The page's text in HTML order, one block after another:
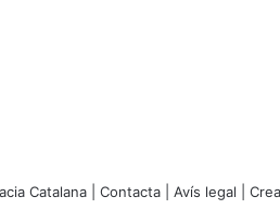
Catalana | Contacta Avís legal |